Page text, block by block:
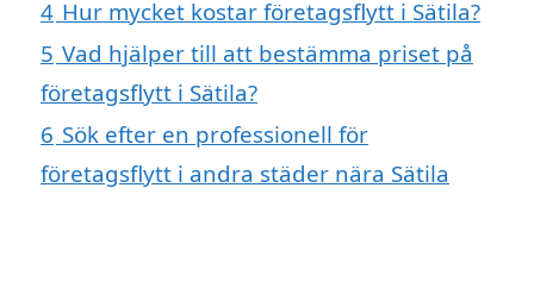
4 Hur mycket kostar företagsflytt i Sätila?
5 Vad hjälper till att bestämma priset på
företagsflytt i Sätila?
6 Sök efter en professionell för
företagsflytt i andra städer nära Sätila